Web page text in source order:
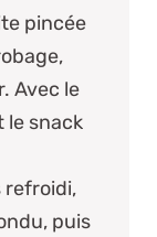
pincée
Avec le
le snack
refroidi,
puis